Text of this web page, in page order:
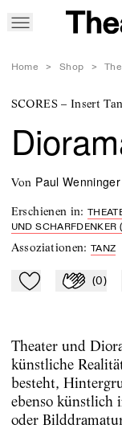
Home > Shop >
SCORES – Insert
von Paul Wenninger
Erschienen in:
UND SCHARFDENKER
Assoziationen:TANZ
Zu Mein-TdZApplaudieren
(0)
Theater und
künstliche
besteht,
ebenso künstlich
oder